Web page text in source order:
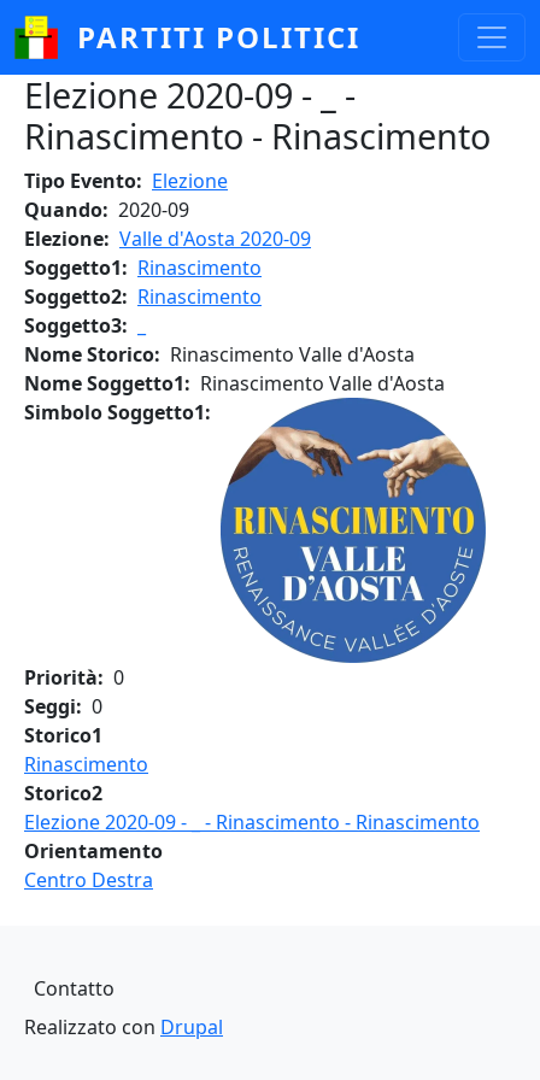
Salta al contenuto principale
PARTITI POLITICI
Elezione 2020-09 - _ -
Rinascimento - Rinascimento
Tipo Evento
Elezione
Quando 2020-09
Elezione Valle d'Aosta 2020-09
Soggetto1
Rinascimento
Soggetto2
Rinascimento
Soggetto3
Nome Storico
Rinascimento Valle d'Aosta
Nome Soggetto1
Rinascimento Valle d'Aosta
Simbolo Soggetto1
Priorità
0
Seggi
0
Storico1
Rinascimento
Storico2
Elezione 2020-09 - _ - Rinascimento - Rinascimento
Orientamento
Centro Destra
Piè di pagina
Contatto
Realizzato con Drupal